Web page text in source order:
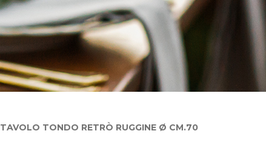
TAVOLO TONDO RETRÒ RUGGINE Ø CM.70